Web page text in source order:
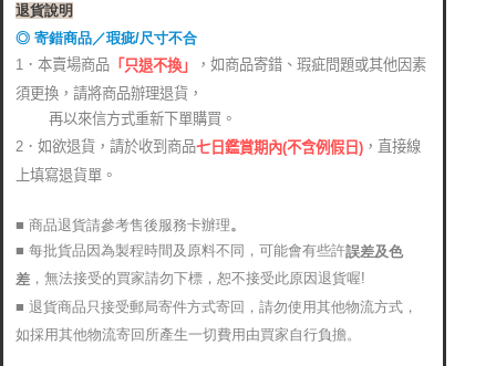
退貨說明
◎ 寄錯商品／瑕疵/尺寸不合
1．本賣場商品 「只退不換」
，如商品寄錯、瑕疵問題或其他因素
須更換，請將商品辦理退貨，
再以來信方式重新下單購買。
2．如欲退貨，請於收到商品七日鑑賞期內(不含例假日) ，直接線
上填寫退貨單。
■ 商品退貨請參考售後服務卡辦理。
■ 每批貨品因為製程時間及原料不同，可能會有些許誤差及色
差 ，無法接受的買家請勿下標，恕不接受此原因退貨喔!
■ 退貨商品只接受郵局寄件方式寄回，請勿使用其他物流方式，
如採用其他物流寄回所產生一切費用由買家自行負擔。